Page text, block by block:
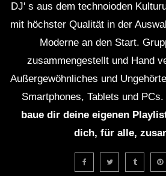
DJ' s aus dem technoioden
mit höchster Qualität in der
Moderne an den Start.
zusammengestellt und Hand
Außergewöhnliches und
Smartphones, Tablets und PCs.
baue dir deine eigenen
dich, für alle,